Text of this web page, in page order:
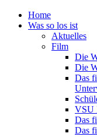
Home
Was so los ist
Aktuelles
Film
Die
Die
Das
VSU
Das
Das